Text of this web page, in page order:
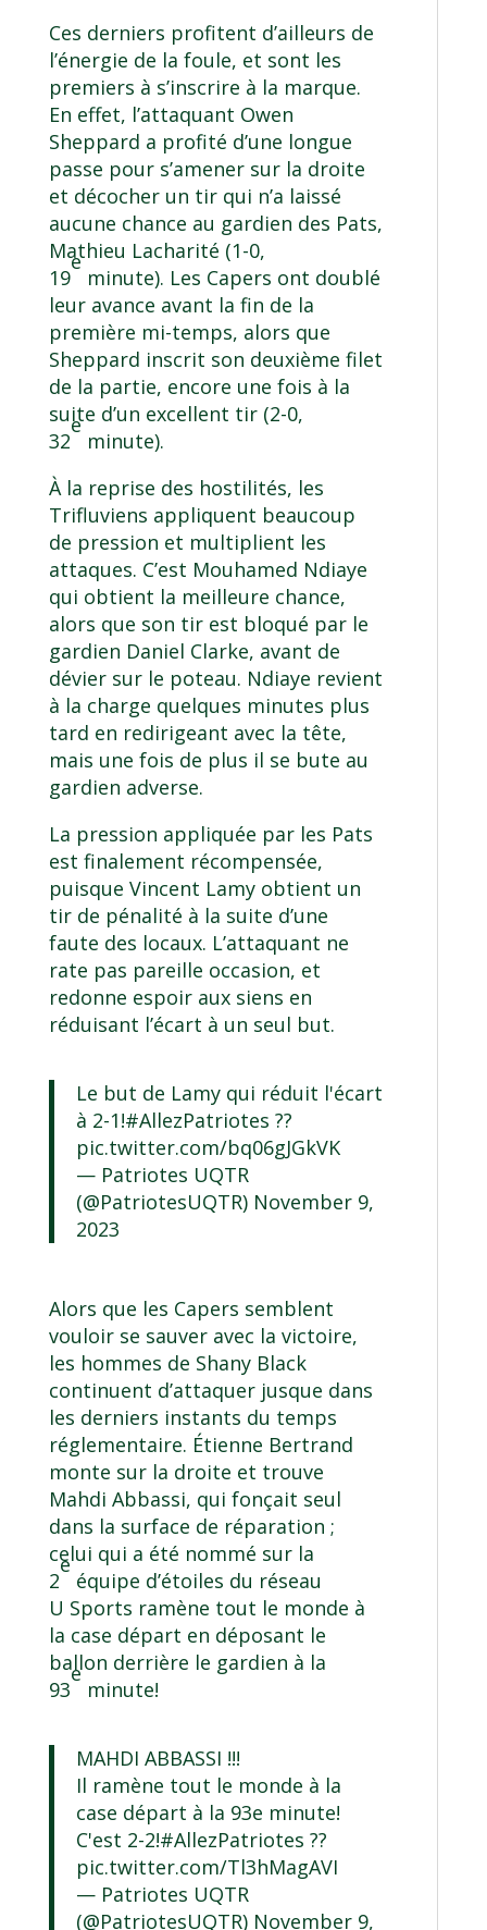
Ces derniers profitent d’ailleurs de
l’énergie de la foule, et sont les
premiers à s’inscrire à la marque.
En effet, l’attaquant Owen
Sheppard a profité d’une longue
passe pour s’amener sur la droite
et décocher un tir qui n’a laissé
aucune chance au gardien des Pats,
Mathieu Lacharité (1-0,
19
e
minute). Les Capers ont doublé
leur avance avant la fin de la
première mi-temps, alors que
Sheppard inscrit son deuxième filet
de la partie, encore une fois à la
suite d’un excellent tir (2-0,
32
e
minute).
À la reprise des hostilités, les
Trifluviens appliquent beaucoup
de pression et multiplient les
attaques. C’est Mouhamed Ndiaye
qui obtient la meilleure chance,
alors que son tir est bloqué par le
gardien Daniel Clarke, avant de
dévier sur le poteau. Ndiaye revient
à la charge quelques minutes plus
tard en redirigeant avec la tête,
mais une fois de plus il se bute au
gardien adverse.
La pression appliquée par les Pats
est finalement récompensée,
puisque Vincent Lamy obtient un
tir de pénalité à la suite d’une
faute des locaux. L’attaquant ne
rate pas pareille occasion, et
redonne espoir aux siens en
réduisant l’écart à un seul but.
Le but de Lamy qui réduit l'écart
à 2-1!#AllezPatriotes ??
pic.twitter.com/bq06gJGkVK
— Patriotes UQTR
(@PatriotesUQTR) November 9,
2023
Alors que les Capers semblent
vouloir se sauver avec la victoire,
les hommes de Shany Black
continuent d’attaquer jusque dans
les derniers instants du temps
réglementaire. Étienne Bertrand
monte sur la droite et trouve
Mahdi Abbassi, qui fonçait seul
dans la surface de réparation ;
celui qui a été nommé sur la
2
e
équipe d’étoiles du réseau
U Sports ramène tout le monde à
la case départ en déposant le
ballon derrière le gardien à la
93
e
minute!
MAHDI ABBASSI !!!
Il ramène tout le monde à la
case départ à la 93e minute!
C'est 2-2!#AllezPatriotes ??
pic.twitter.com/Tl3hMagAVI
— Patriotes UQTR
(@PatriotesUQTR) November 9,